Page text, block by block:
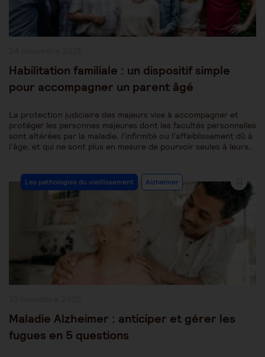
Habilitation familiale : un dispositif simple
pour accompagner un parent âgé
La protection judiciaire des majeurs vise à accompagner et
protéger les personnes majeures dont les facultés personnelles
sont altérées par la maladie, l’infirmité ou l’affaiblissement dû à
l’âge, et qui ne sont plus en mesure de pourvoir seules à leurs…
Post
Category:
Les pathologies du vieillissement Alzheimer
Maladie Alzheimer : anticiper et gérer les
fugues en 5 questions